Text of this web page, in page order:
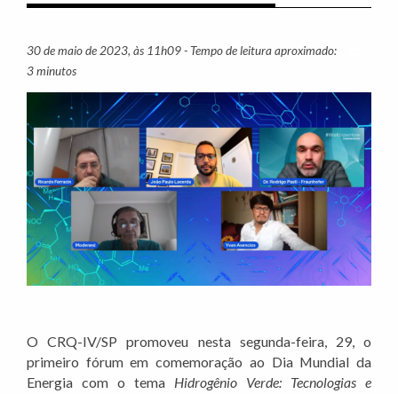
30 de maio de 2023, às 11h09 - Tempo de leitura aproximado:
3 minutos
O CRQ-IV/SP promoveu nesta segunda-feira, 29, o
primeiro fórum em comemoração ao Dia Mundial da
Energia com o tema Hidrogênio Verde: Tecnologias e